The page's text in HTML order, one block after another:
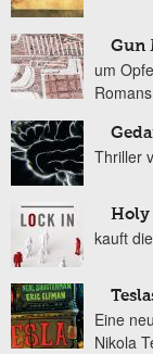
Gun
um
Romans
Thriller
kauft
Eine
Nikola